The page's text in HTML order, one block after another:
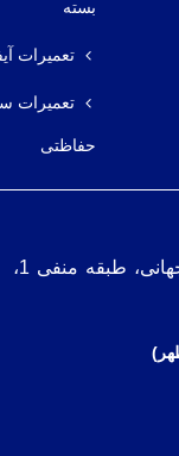
بسته
تعمیرات
تعمیرات
حفاظتی
میدان فردوسی، مجتمع تجارت جهانی، طبقه منفی 1،